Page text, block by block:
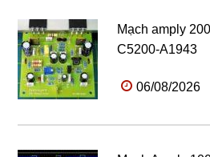
Mạch amply
C5200-A1943
06/08/2026